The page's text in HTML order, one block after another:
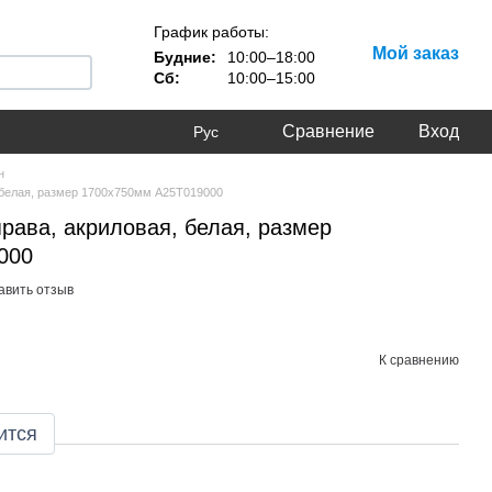
График работы:
Будние:
10:00–18:00
Сб:
10:00–15:00
Мой заказ
Рус Сравнение Вход
размер 1700х750мм A25T019000
акриловая, белая, размер
отзыв
К сравнению